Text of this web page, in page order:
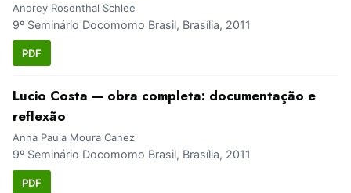
Andrey Rosenthal Schlee
9º Seminário Docomomo Brasil, Brasília, 2011
PDF
Lucio Costa — obra completa: documentação e
reflexão
Anna Paula Moura Canez
9º Seminário Docomomo Brasil, Brasília, 2011
PDF